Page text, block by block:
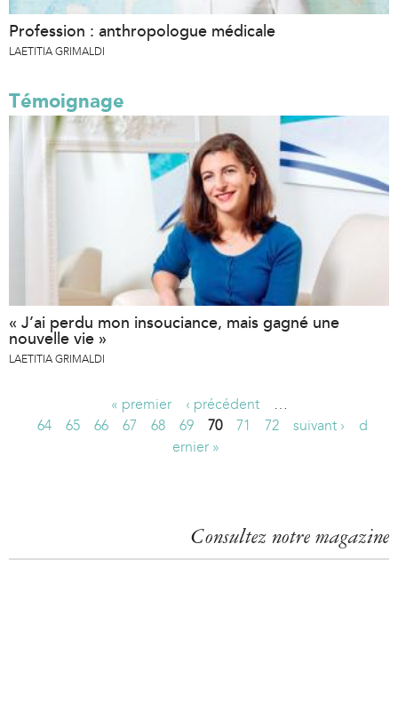
Profession : anthropologue médicale
LAETITIA GRIMALDI
Témoignage
« J’ai perdu mon insouciance, mais gagné une
nouvelle vie »
LAETITIA GRIMALDI
s
« premier ‹ précédent
…
64
65 66 67 68 69 70 71 72 suivant ›
d
ernier »
Consultez notre magazine